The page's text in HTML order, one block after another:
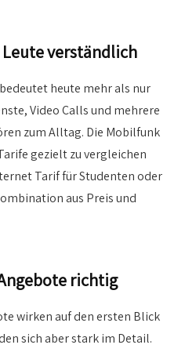
verständlich
heute mehr als nur
Video Calls und mehrere
zum Alltag. Die Mobilfunk
gezielt zu vergleichen
Tarif für Studenten oder
aus Preis und
richtig
wirken auf den ersten Blick
sich aber stark im Detail.